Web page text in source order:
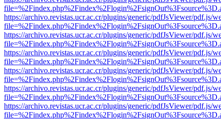
https://archivo.revistas.ucr.ac.cr/plugins/generic/pdfJsViewer/pdf.js/
https://archivo.revistas.ucr.ac.cr/plugins/generic/pdfJsViewer/pdf.js/
https://archivo.revistas.ucr.ac.cr/plugins/generic/pdfJsViewer/pdf.js/
https://archivo.revistas.ucr.ac.cr/plugins/generic/pdfJsViewer/pdf.js/
https://archivo.revistas.ucr.ac.cr/plugins/generic/pdfJsViewer/pdf.js/
https://archivo.revistas.ucr.ac.cr/plugins/generic/pdfJsViewer/pdf.js/